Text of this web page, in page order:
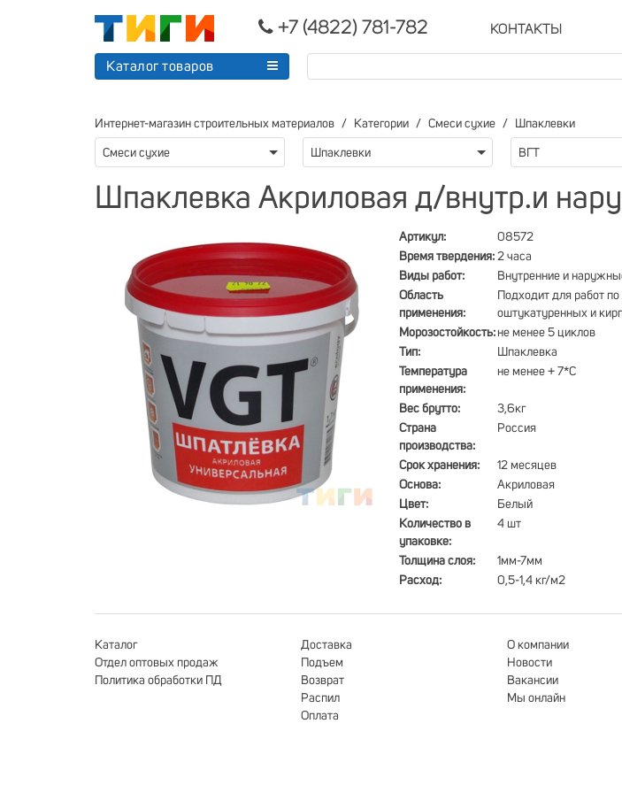
+7 (4822) 781-782 КОНТАКТЫ
Каталог товаров
Интернет-магазин строительных материалов Категории Смеси сухие Шпаклевки
Смеси сухие Шпаклевки ВГТ
Шпаклевка Акриловая д/внутр.и
Артикул:
08572
Время твердения: 2 часа
Виды работ:
Внутренние и
Область
применения:
Подходит для работ
оштукатуренных и
Морозостойкость: не менее 5 циклов
Тип:
Шпаклевка
Температура
применения:
не менее + 7*С
Вес брутто:
3,6кг
Страна
производства:
Россия
Срок хранения:
12 месяцев
Основа:
Акриловая
Цвет:
Белый
Количество в
упаковке:
4 шт
Толщина слоя:
1мм-7мм
Расход:
0,5-1,4 кг/м2
Каталог
Отдел оптовых продаж
Политика обработки ПД
Доставка
Подъем
Возврат
Распил
Оплата
О компании
Новости
Вакансии
Мы онлайн